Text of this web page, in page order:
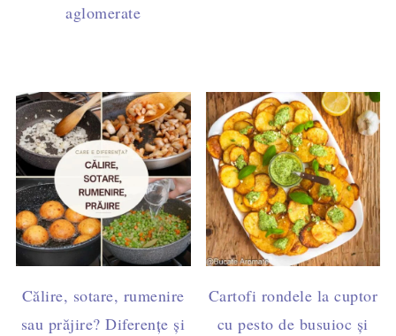
aglomerate
Călire, sotare, rumenire
sau prăjire? Diferențe și
Cartofi rondele la cuptor
cu pesto de busuioc și